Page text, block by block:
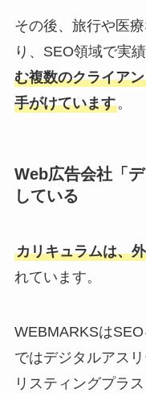
その後、旅行や医
り、SEO領域で実
む複数のクライア
手がけています。
Web広告会社「
している
カリキュラムは、
れています。
WEBMARKSは
ではデジタルアス
リスティングプラ